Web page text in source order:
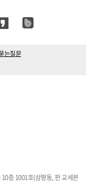
는질문
층 1001호(삼평동, 판 교세븐